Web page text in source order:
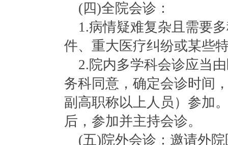
(四)全院会诊：
1.病情疑难复杂且需要
件、重大医疗纠纷或某些
2.院内多学科会诊应当
务科同意，确定会诊时间
副高职称以上人员）参加
后，参加并主持会诊。
(五)院外会诊：邀请外